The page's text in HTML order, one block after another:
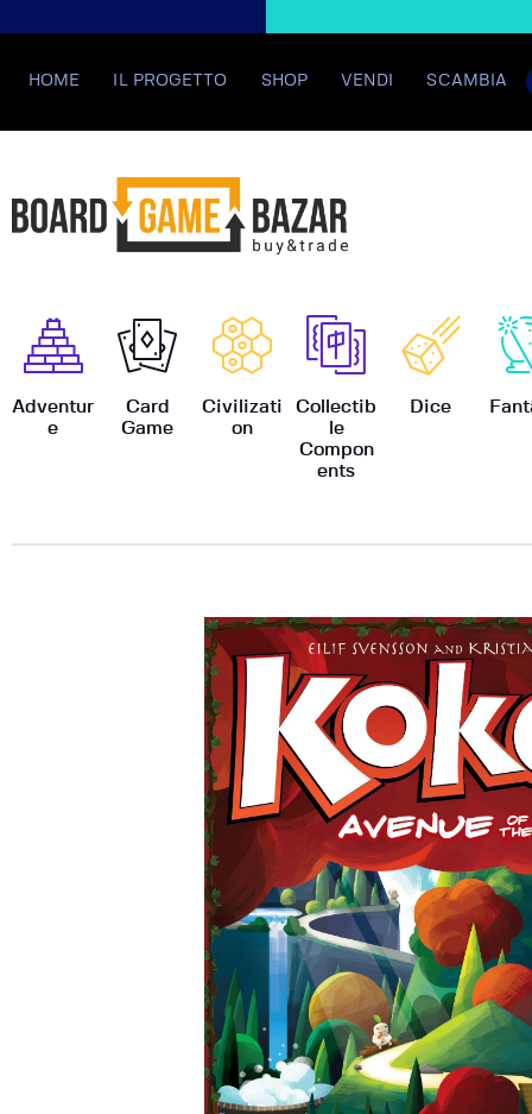
HOME IL PROGETTO SHOP VENDI SCAMBIA
Adventur
e
Card
Game
Civilizati
on
Collectib
le
Compon
ents
Dice